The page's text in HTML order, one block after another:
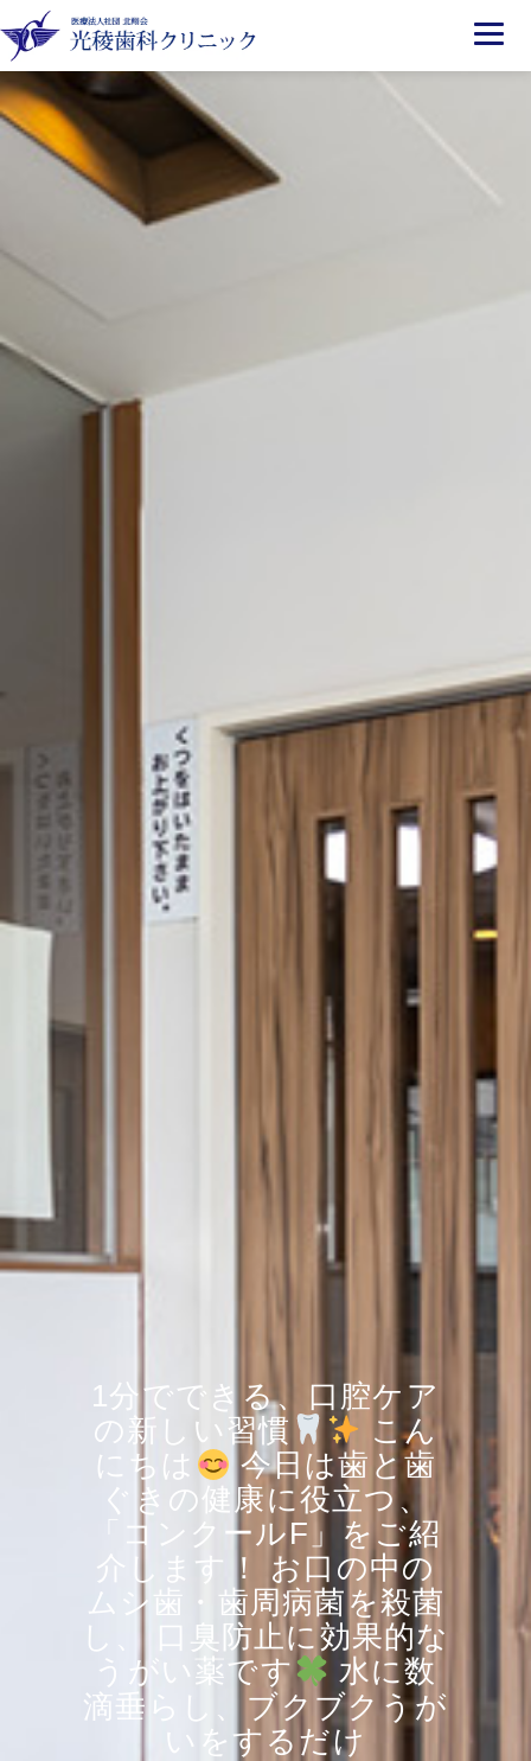
1分でできる、口腔ケア
の新しい習慣
こん
にちは
今日は歯と歯
ぐきの健康に役立つ、
「コンクールF」をご紹
介します！ お口の中の
ムシ歯・歯周病菌を殺菌
し、 口臭防止に効果的な
うがい薬です
水に数
滴垂らし、ブクブクうが
いをするだけ